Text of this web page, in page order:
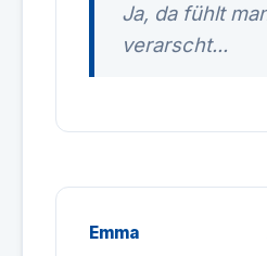
Ja, da fühlt
verarscht...
Emma